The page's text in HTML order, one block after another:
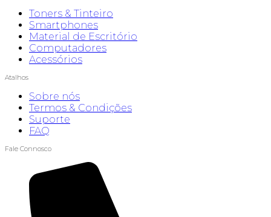
Toners & Tinteiro
Smartphones
Material de Escritório
Computadores
Acessórios
Atalhos
Sobre nós
Termos & Condições
Suporte
FAQ
Fale Connosco